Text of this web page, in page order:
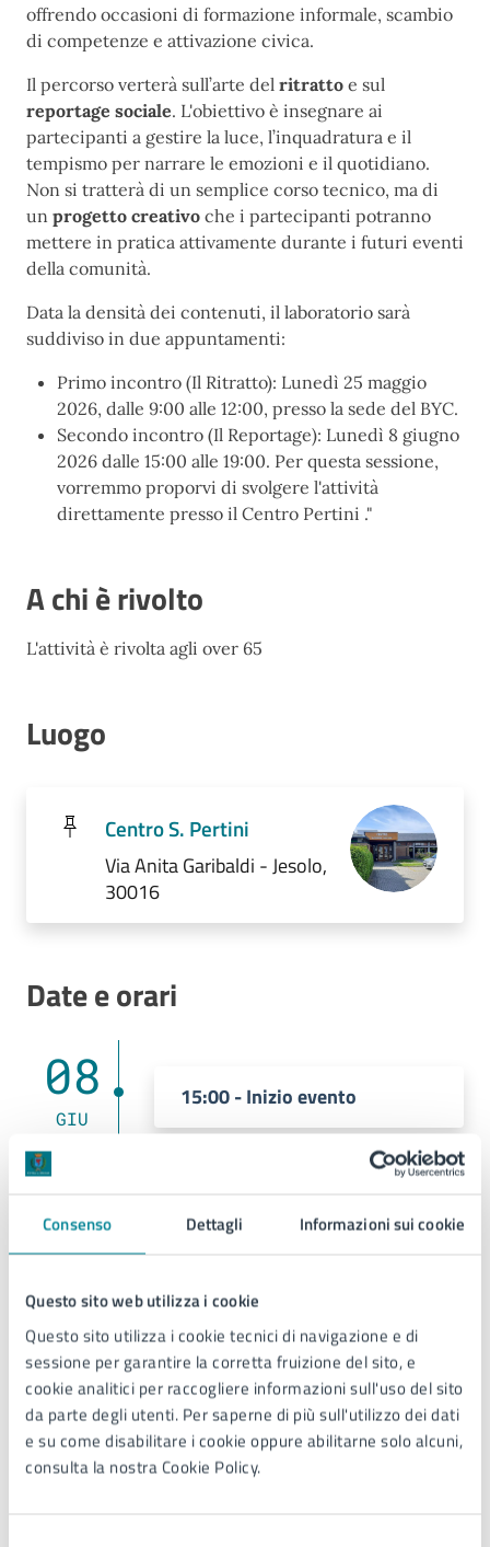
Consenso Dettagli Informazioni sui cookie
Questo sito web utilizza i cookie
Questo sito utilizza i cookie tecnici di navigazione e di
sessione per garantire la corretta fruizione del sito, e
cookie analitici per raccogliere informazioni sull'uso del sito
da parte degli utenti. Per saperne di più sull'utilizzo dei dati
e su come disabilitare i cookie oppure abilitarne solo alcuni,
consulta la nostra Cookie Policy.
offrendo occasioni di formazione informale, scambio
di competenze e attivazione civica.
Il percorso verterà sull’arte del ritratto e sul
reportage sociale. L'obiettivo è insegnare ai
partecipanti a gestire la luce, l’inquadratura e il
tempismo per narrare le emozioni e il quotidiano.
Non si tratterà di un semplice corso tecnico, ma di
un progetto creativo che i partecipanti potranno
mettere in pratica attivamente durante i futuri eventi
della comunità.
Data la densità dei contenuti, il laboratorio sarà
suddiviso in due appuntamenti:
Primo incontro (Il Ritratto): Lunedì 25 maggio
2026, dalle 9:00 alle 12:00, presso la sede del BYC.
Secondo incontro (Il Reportage): Lunedì 8 giugno
2026 dalle 15:00 alle 19:00. Per questa sessione,
vorremmo proporvi di svolgere l'attività
direttamente presso il Centro Pertini ."
A chi è rivolto
L'attività è rivolta agli over 65
Luogo
Centro S. Pertini
Via Anita Garibaldi - Jesolo,
30016
Date e orari
08
GIU
15:00 - Inizio evento
08
GIU
19:00 - Fine evento
Allegati
Locandina - Fotografia dei legami (PDF)